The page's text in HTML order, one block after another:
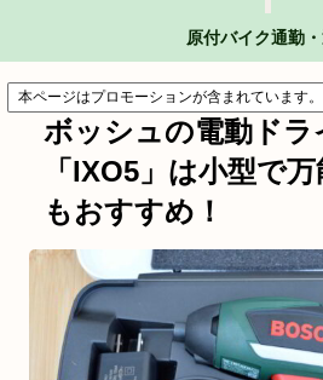
原付バイク通勤
本ページはプロモーションが含まれています。
ボッシュの電動ドラ
「IXO5」は小型で
もおすすめ！